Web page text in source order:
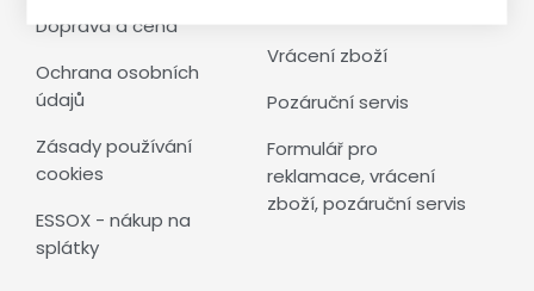
Doprava a cena
Ochrana osobních
údajů
Zásady používání
cookies
ESSOX - nákup na
splátky
Vrácení zboží
Pozáruční servis
Formulář pro
reklamace, vrácení
zboží, pozáruční servis